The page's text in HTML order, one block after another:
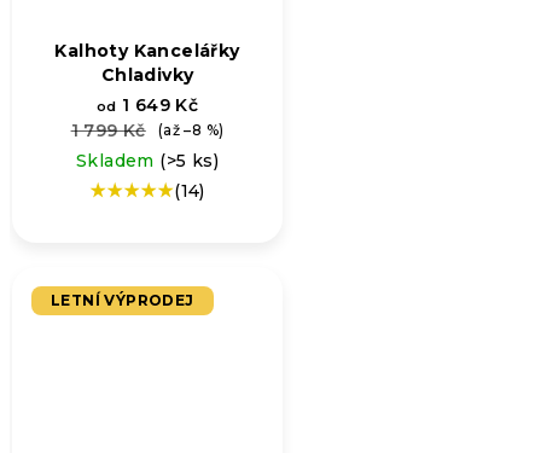
Kalhoty Kancelářky
Chladivky
od 1 649 Kč
1 799 Kč
(až –8 %)
Skladem (>5 ks)
Průměrné
5,0
z
(14)
LETNÍ VÝPRODEJ